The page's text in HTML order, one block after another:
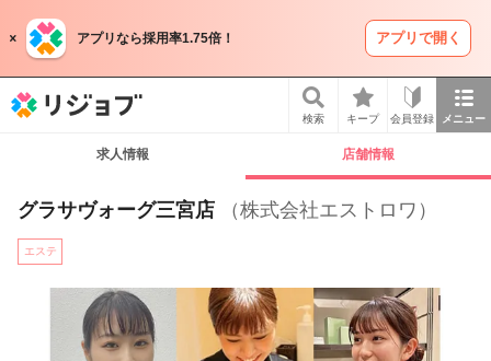
アプリなら採用率1.75倍！ アプリで開く
検索 キープ 会員登録 メニュー
求人情報 店舗情報
グラサヴォーグ三宮店 （株式会社エストロワ）
エステ